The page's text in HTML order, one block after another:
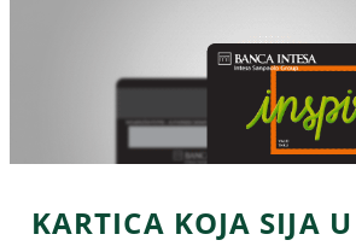
KARTICA KOJA SIJA